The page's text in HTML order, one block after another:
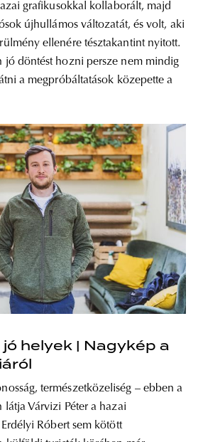
grafikusokkal kollaborált, majd
újhullámos változatát, és volt, aki
ellenére tésztakantint nyitott.
jó döntést hozni persze nem mindig
a megpróbáltatások közepette a
helyek | Nagykép a
természetközeliség – ebben a
látja Várvizi Péter a hazai
Róbert sem kötött